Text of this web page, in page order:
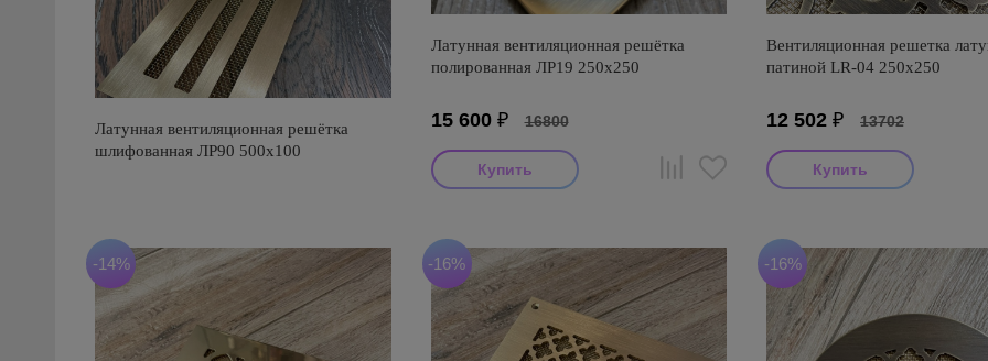
Латунная вентиляционная решётка
шлифованная ЛР90 500х100
Латунная вентиляционная решётка
полированная ЛР19 250х250
15 600₽ 16800
Вентиляционная решетка
патиной LR-04 250х250
12 502 ₽ 13702
-14% -16% -16%